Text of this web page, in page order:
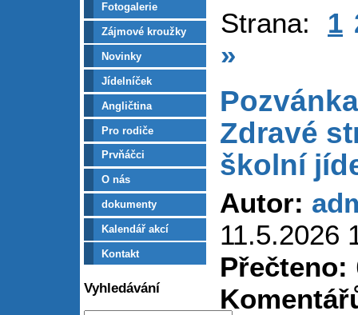
Fotogalerie
Zájmové kroužky
Novinky
Jídelníček
Angličtina
Pro rodiče
Prvňáčci
O nás
dokumenty
Kalendář akcí
Kontakt
Vyhledávání
Strana: 1
»
Zdravé
školní
Autor:
11.5.2026
Přečteno: